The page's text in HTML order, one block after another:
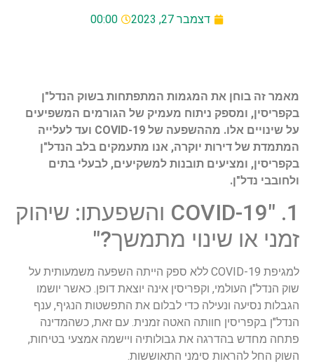
דצמבר 27, 2023 00:00
מאמר זה בוחן את המגמות המתפתחות בשוק הנדל"ן
בקפריסין, ומספק ניתוח מעמיק של הגורמים המשפיעים
על שינויים אלו. מההשפעה של COVID-19 ועד לעלייה
המתמדת של דירות יוקרה, אנו מתעמקים בלב הנדל"ן
בקפריסין, ומציעים תובנות למשקיעים, לבעלי בתים
ולחובבי נדל"ן.
1. "COVID-19 והשפעתו: שיהוק
זמני או שינוי מתמשך?"
למגיפת COVID-19 ללא ספק הייתה השפעה משמעותית על
שוק הנדל"ן העולמי, וקפריסין אינה יוצאת דופן. כאשר יושמו
הגבלות נסיעה ונעילה כדי לבלום את התפשטות הנגיף, ענף
הנדל"ן בקפריסין חוותה האטה זמנית. עם זאת, כשהמדינה
פתחה מחדש בהדרגה את גבולותיה ויישמה אמצעי בטיחות,
השוק החל להראות סימני התאוששות.